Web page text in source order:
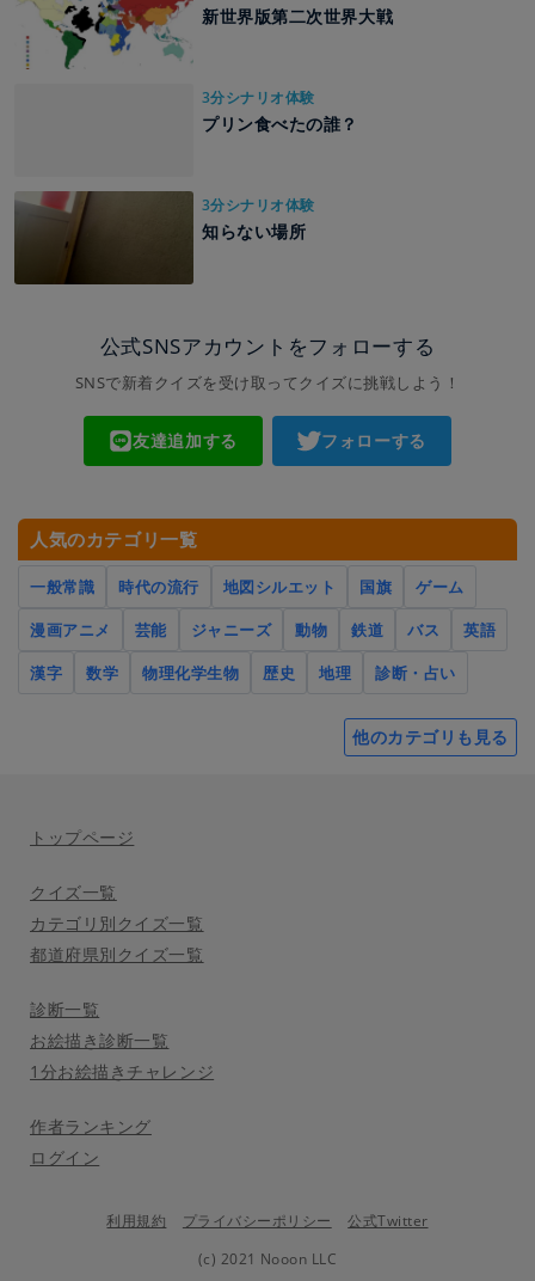
新世界版第二次世界大戦
3分シナリオ体験
プリン食べたの誰？
3分シナリオ体験
知らない場所
公式SNSアカウントをフォローする
SNSで新着クイズを受け取ってクイズに挑戦しよう！
友達追加する フォローする
人気のカテゴリ一覧
一般常識 時代の流行 地図シルエット 国旗
ゲーム
漫画アニメ
芸能 ジャニーズ 動物 鉄道 バス
英語
漢字
数学 物理化学生物 歴史 地理 診断・占い
他のカテゴリも見る
トップページ
クイズ一覧
カテゴリ別クイズ一覧
都道府県別クイズ一覧
診断一覧
お絵描き診断一覧
1分お絵描きチャレンジ
作者ランキング
ログイン
利用規約 プライバシーポリシー
公式Twitter
(c) 2021 Nooon LLC